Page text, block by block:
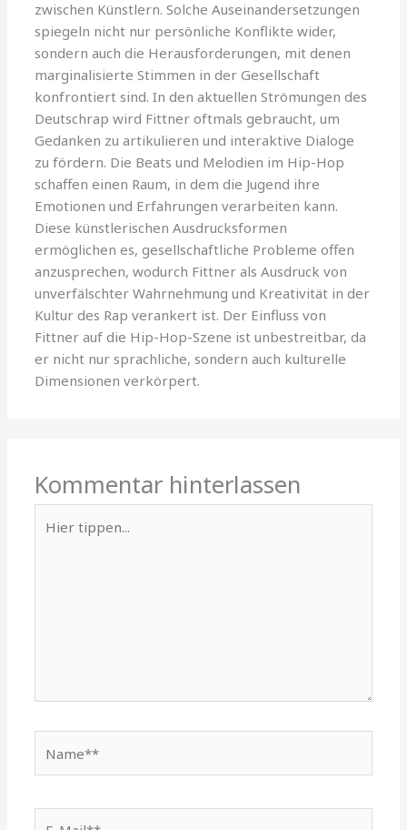
zwischen Künstlern. Solche Auseinandersetzungen
spiegeln nicht nur persönliche Konflikte wider,
sondern auch die Herausforderungen, mit denen
marginalisierte Stimmen in der Gesellschaft
konfrontiert sind. In den aktuellen Strömungen des
Deutschrap wird Fittner oftmals gebraucht, um
Gedanken zu artikulieren und interaktive Dialoge
zu fördern. Die Beats und Melodien im Hip-Hop
schaffen einen Raum, in dem die Jugend ihre
Emotionen und Erfahrungen verarbeiten kann.
Diese künstlerischen Ausdrucksformen
ermöglichen es, gesellschaftliche Probleme offen
anzusprechen, wodurch Fittner als Ausdruck von
unverfälschter Wahrnehmung und Kreativität in der
Kultur des Rap verankert ist. Der Einfluss von
Fittner auf die Hip-Hop-Szene ist unbestreitbar, da
er nicht nur sprachliche, sondern auch kulturelle
Dimensionen verkörpert.
Kommentar hinterlassen
tippen...